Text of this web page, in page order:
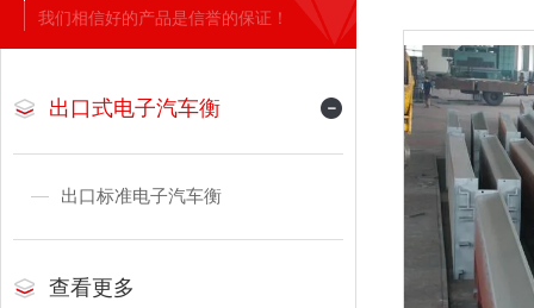
我们相信好的产品是信誉的保证！
出口式电子汽车衡
出口标准电子汽车衡
查看更多